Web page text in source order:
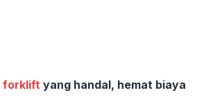
forklift yang handal, hemat biaya